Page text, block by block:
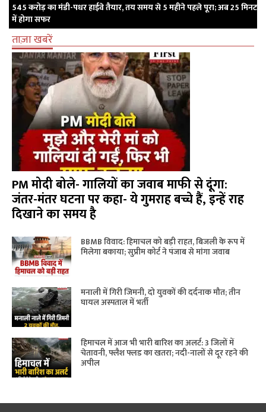
545 करोड़ का मंडी-पधर हाईवे तैयार, तय समय से 5 महीने पहले पूरा; अब 25 मिनट
में होगा सफर
ताज़ा खबरें
PM मोदी बोले- गालियों का जवाब माफी से दूंगा:
जंतर-मंतर घटना पर कहा- ये गुमराह बच्चे हैं, इन्हें राह
दिखाने का समय है
BBMB विवाद: हिमाचल को बड़ी राहत, बिजली के रूप में
मिलेगा बकाया; सुप्रीम कोर्ट ने पंजाब से मांगा जवाब
मनाली में गिरी जिमनी, दो युवकों की दर्दनाक मौत; तीन
घायल अस्पताल में भर्ती
हिमाचल में आज भी भारी बारिश का अलर्ट: 3 जिलों में
चेतावनी, फ्लैश फ्लड का खतरा; नदी-नालों से दूर रहने की
अपील